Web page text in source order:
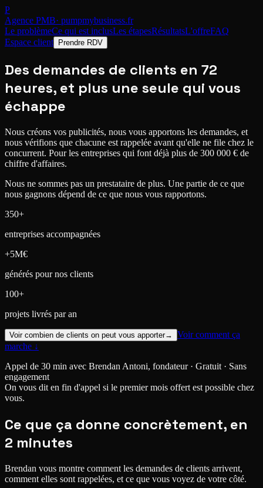
P
Agence PMB· pumpmybusiness.fr
Le problèmeCe qui est inclusLes étapesRésultatsL'offreFAQ
Espace client
Prendre RDV
Des demandes de clients en 72
heures, et plus une seule qui vous
échappe
Nous créons vos publicités, nous vous apportons les demandes, et
nous vérifions que chacune est rappelée avant qu'elle ne file chez le
concurrent. Pour les entreprises qui font déjà plus de 300 000 € de
chiffre d'affaires.
Nous ne sommes pas un prestataire de plus. Une partie de ce que
nous gagnons dépend de ce que nous vous rapportons.
350+
entreprises accompagnées
+5M€
générés pour nos clients
100+
projets livrés par an
Voir combien de clients on peut vous apporter→
Voir comment ça
marche ↓
Appel de 30 min avec Brendan Antoni, fondateur · Gratuit · Sans
engagement
On vous dit en fin d'appel si le premier mois offert est possible chez
vous.
Ce que ça donne concrètement, en
2 minutes
Brendan vous montre comment les demandes de clients arrivent,
comment elles sont rappelées, et ce que vous voyez de votre côté.